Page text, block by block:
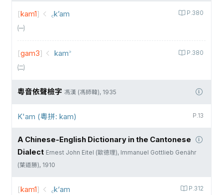
P.380
[kam1] ꜀k’am
㈠
P.380
[gam3] kam꜄
㈡
粵音依聲檢字 馮漢 (馮師韓), 1935
P.13
K'am (粵拼: kam)
A Chinese-English Dictionary in the Cantonese
Dialect Ernest John Eitel (歐德理), Immanuel Gottlieb Genähr
(葉道勝), 1910
P.312
[kam1] ꜀k‘am